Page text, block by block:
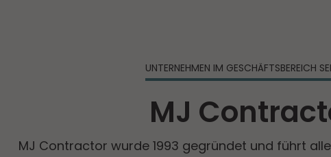
UNTERNEHMEN IM GESCHÄFTS­BEREICH
MJ
MJ Contractor wurde 1993 gegründet und führt